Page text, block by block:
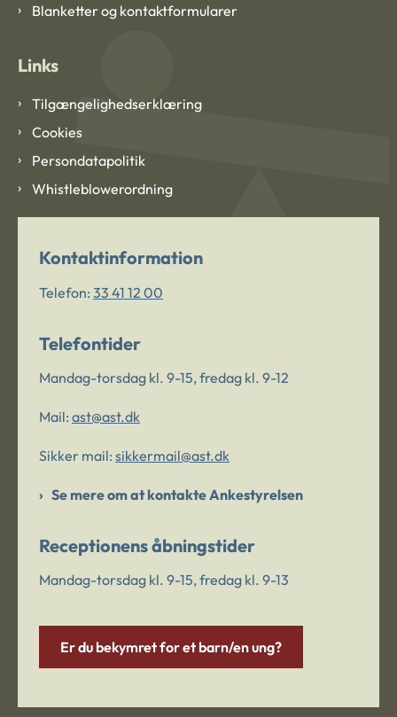
Blanketter og kontaktformularer
Links
Tilgængelighedserklæring
Cookies
Persondatapolitik
Whistleblowerordning
Kontaktinformation
Telefon: 33 41 12 00
Telefontider
Mandag-torsdag kl. 9-15, fredag kl. 9-12
Mail: ast@ast.dk
Sikker mail: sikkermail@ast.dk
Se mere om at kontakte Ankestyrelsen
Receptionens åbningstider
Mandag-torsdag kl. 9-15, fredag kl. 9-13
Er du bekymret for et barn/en ung?